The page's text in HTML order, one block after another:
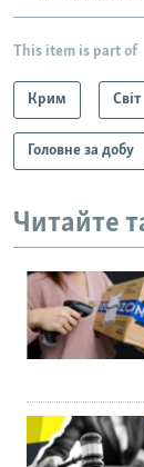
This item is part of
Крим Світ
Головне за добу
Читайте